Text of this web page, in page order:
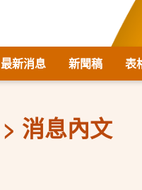
最新消息 新聞稿 表
消息內文